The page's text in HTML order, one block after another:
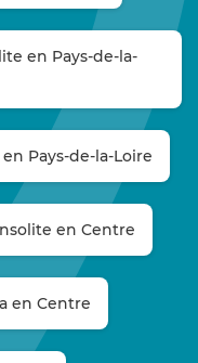
en Pays-de-la-
Pays-de-la-Loire
en Centre
en Centre